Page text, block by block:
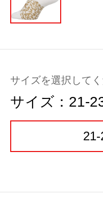
サイズを選択して
サイズ： 21-